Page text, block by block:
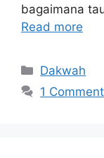
bagaimana
Read more
Categories
Dakwah
1 Comment